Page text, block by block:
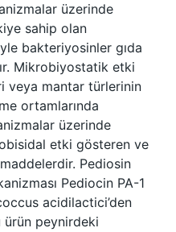
üzerinde
sahip olan
bakteriyosinler gıda
Mikrobiyostatik etki
veya mantar türlerinin
ortamlarında
üzerinde
etki gösteren ve
Pediosin
Pediocin PA-1
acidilactici’den
ürün peynirdeki